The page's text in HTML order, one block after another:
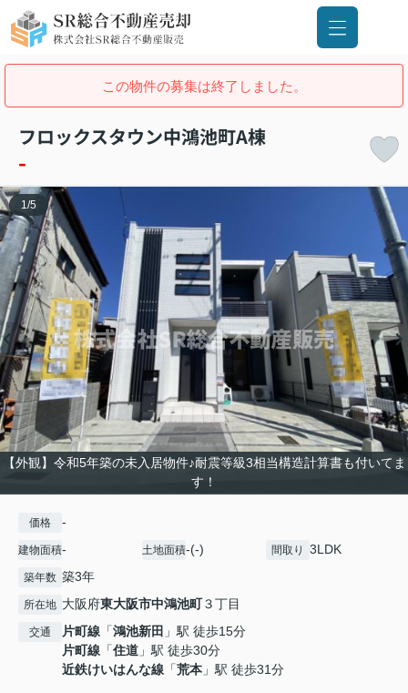
この物件の募集は終了しました。
フロックスタウン中鴻池町A棟
-
【外観】令和5年築の未入居物件♪耐震等級3相当構造計算書も付いてま
す！
1 /5
価格 -
建物面積- 土地面積-(-) 間取り 3LDK
築年数 築3年
所在地 大阪府東大阪市中鴻池町３丁目
交通 片町線 「鴻池新田 」駅 徒歩15分
片町線 「住道 」駅 徒歩30分
近鉄けいはんな線 「荒本 」駅 徒歩31分